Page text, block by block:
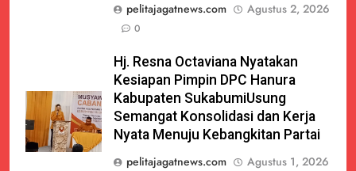
pelitajagatnews.com
Agustus 2, 2026
0
Hj. Resna Octaviana Nyatakan
Kesiapan Pimpin DPC Hanura
Kabupaten SukabumiUsung
Semangat Konsolidasi dan Kerja
Nyata Menuju Kebangkitan Partai
pelitajagatnews.com
Agustus 1, 2026